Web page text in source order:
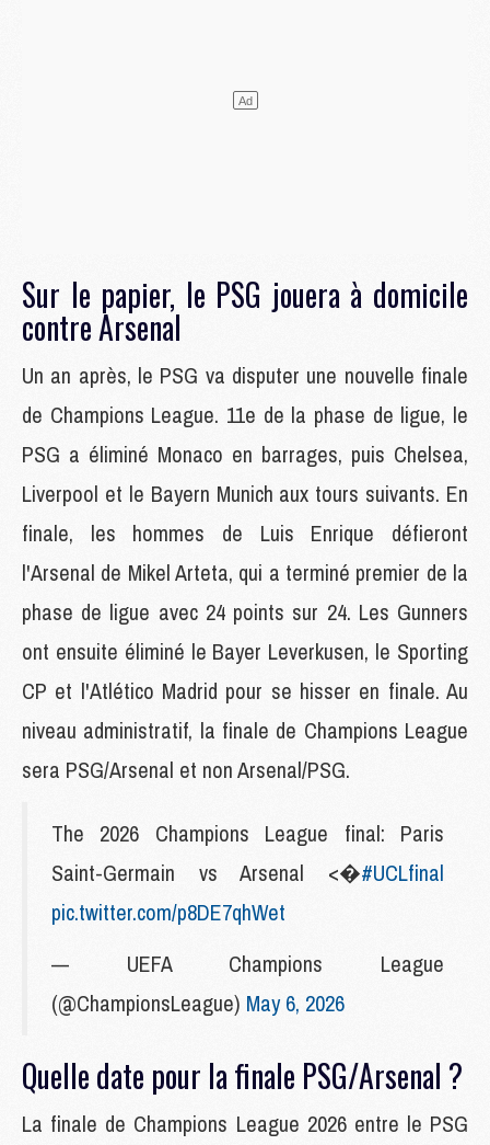
Sur le papier, le PSG jouera à domicile
contre Arsenal
Un an après, le PSG va disputer une nouvelle finale
de Champions League. 11e de la phase de ligue, le
PSG a éliminé Monaco en barrages, puis Chelsea,
Liverpool et le Bayern Munich aux tours suivants. En
finale, les hommes de Luis Enrique défieront
l'Arsenal de Mikel Arteta, qui a terminé premier de la
phase de ligue avec 24 points sur 24. Les Gunners
ont ensuite éliminé le Bayer Leverkusen, le Sporting
CP et l'Atlético Madrid pour se hisser en finale. Au
niveau administratif, la finale de Champions League
sera PSG/Arsenal et non Arsenal/PSG.
The 2026 Champions League final: Paris
Saint-Germain vs Arsenal <�#UCLfinal
pic.twitter.com/p8DE7qhWet
— UEFA Champions League
(@ChampionsLeague) May 6, 2026
Quelle date pour la finale PSG/Arsenal ?
La finale de Champions League 2026 entre le PSG